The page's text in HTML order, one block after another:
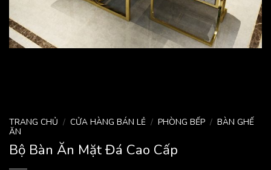
TRANG CHỦ / CỬA HÀNG BÁN LẺ / PHÒNG BẾP / BÀN GHẾ
ĂN
Bộ Bàn Ăn Mặt Đá Cao Cấp